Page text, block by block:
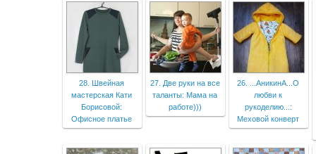
28. Швейная
мастерская Кати
Борисовой:
Офисное платье
27. Две руки на все
таланты: Мама на
работе)))
26. ...АникинА...О
любви к
рукоделию...:
Меховой конверт